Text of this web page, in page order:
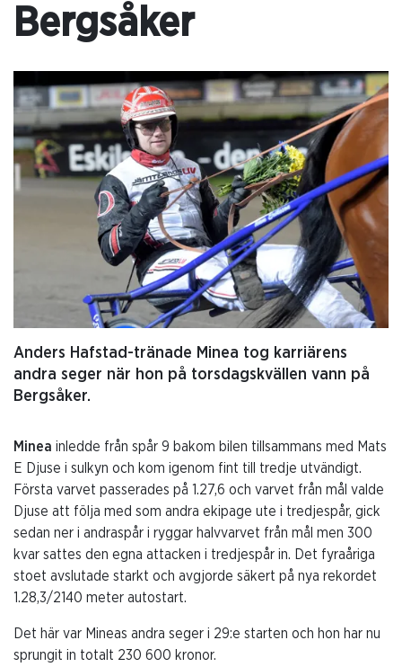
Bergsåker
Anders Hafstad-tränade Minea tog karriärens
andra seger när hon på torsdagskvällen vann på
Bergsåker.
Minea inledde från spår 9 bakom bilen tillsammans med Mats
E Djuse i sulkyn och kom igenom fint till tredje utvändigt.
Första varvet passerades på 1.27,6 och varvet från mål valde
Djuse att följa med som andra ekipage ute i tredjespår, gick
sedan ner i andraspår i ryggar halvvarvet från mål men 300
kvar sattes den egna attacken i tredjespår in. Det fyraåriga
stoet avslutade starkt och avgjorde säkert på nya rekordet
1.28,3/2140 meter autostart.
Det här var Mineas andra seger i 29:e starten och hon har nu
sprungit in totalt 230 600 kronor.